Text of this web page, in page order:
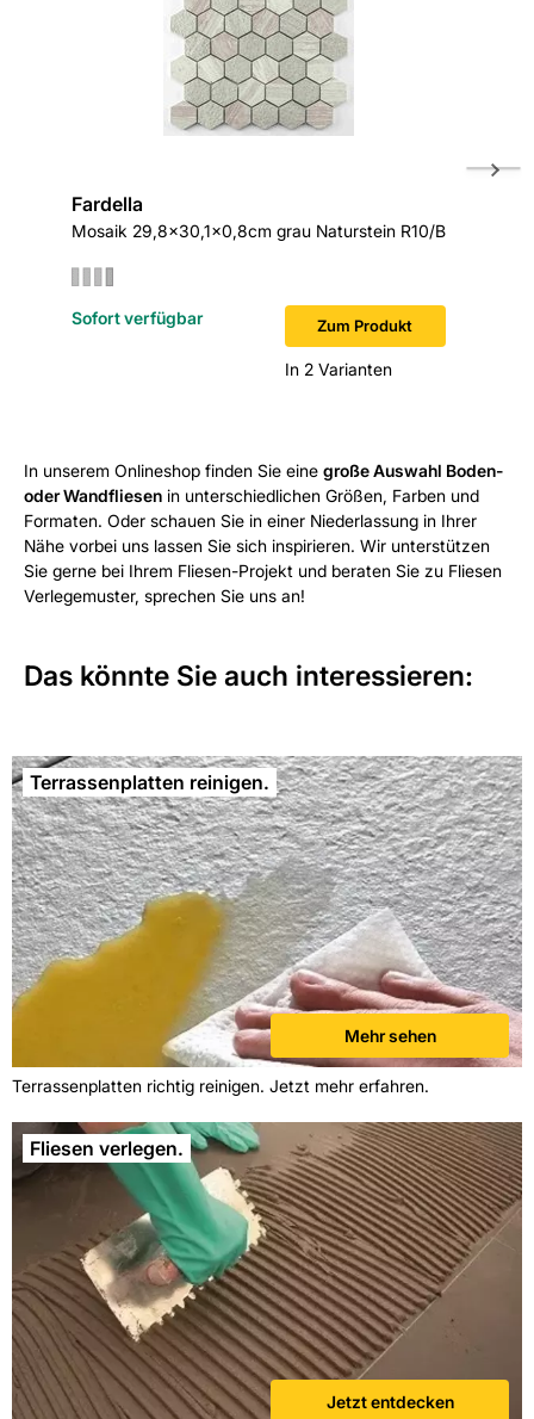
Fardella
Mosaik 29,8x30,1x0,8cm grau Naturstein R10/B
Zum Produkt
In 2 Varianten
Sofort verfügbar
In unserem Onlineshop finden Sie eine große Auswahl Boden-
oder Wandfliesen in unterschiedlichen Größen, Farben und
Formaten. Oder schauen Sie in einer Niederlassung in Ihrer
Nähe vorbei uns lassen Sie sich inspirieren. Wir unterstützen
Sie gerne bei Ihrem Fliesen-Projekt und beraten Sie zu Fliesen
Verlegemuster, sprechen Sie uns an!
Das könnte Sie auch interessieren:
Terrassenplatten reinigen.
Mehr sehen
Terrassenplatten richtig reinigen. Jetzt mehr erfahren.
Fliesen verlegen.
Jetzt entdecken